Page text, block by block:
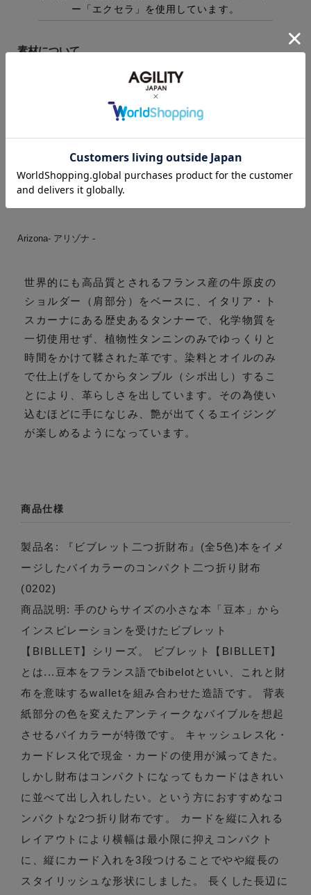
素材について
Arizona- アリゾナ -
世界的にも高品質とされるフランス産の牛原皮の
ショルダー（肩部分）をベースに、イタリア・ト
スカーナにある歴史あるタンナーで、化学物質を
一切使用せず、植物性タンニンのみでゆっくりと
時間をかけて鞣された革です。染料とオイルのみ
で仕上げをしてからタンブル（シボ出し）するこ
とにより、革らしさを出しています。その為使い
込むほどに手になじみ、艶が出てくるエイジング
が楽しめるようになっています。
商品仕様
製品名: 『ビブレット二つ折財布』(全5色)本をイメ
ージしたバイカラーのコンパクト二つ折り財布
(0202)
商品説明: 手のひらサイズの小さな本「豆本」から
インスピレーションを受けたビブレット
【BIBLLET】シリーズ。 ビブレット【BIBLLET】
とは...豆本をフランス語でbibelotといい、これと財
布を意味するwalletを組み合わせた造語です。 背表
紙部分の色を変えたアンティークなバイブルを想起
させるバイカラーが特徴です。 キャッシュレス化・
カードレス化で現金・カードの使用が減ってきた。
しかし財布はコンパクトになってもカードはきれい
に並べて出し入れしたい。という方におすすめなコ
ンパクトな2つ折り財布です。 カードを縦に入れる
レイアウトにより横幅は最小限に抑えコンパクト
に、縦にカード入れを3段つけることでやや縦長の
スタイリッシュな形状にしました。 長くした長辺に